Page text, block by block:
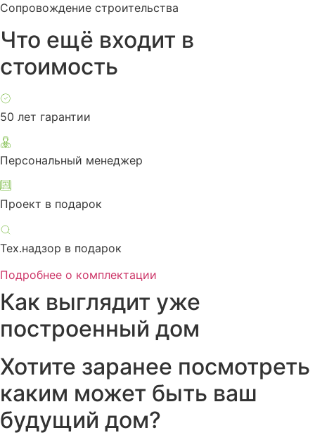
Сопровождение строительства
Что ещё входит в
стоимость
50 лет гарантии
Персональный менеджер
Проект в подарок
Тех.надзор в подарок
Подробнее о комплектации
Как выглядит уже
построенный дом
Хотите заранее посмотреть
каким может быть ваш
будущий дом?